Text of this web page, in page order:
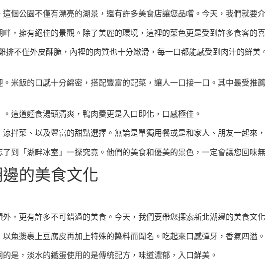
個公園不僅有漂亮的湖景，還有許多美食店讓您品嚐。今天，我們就要
，擁有絕佳的景觀。除了美麗的環境，這裡的菜色更是受到許多食客的喜
不僅外皮酥脆，內裡的肉質也十分嫩滑，每一口都能感受到肉汁的鮮美
米飯的口感十分綿密，搭配豐富的配菜，讓人一口接一口。其中最受推
這道麵食湯頭清爽，鴨肉羹更是入口即化，口感極佳。
拌菜、以及豐富的甜點選擇。無論是單獨用餐或是和家人、朋友一起來
到「湖畔冰室」一探究竟。他們的美食和優美的景色，一定會讓您回味無
的美食文化
，更有許多不可錯過的美食。今天，我們要帶您探索新北湖邊的美食文化
魚漿裹上豆腐皮再加上特殊的醬料而聞名。吃起來口感彈牙，香氣四溢。
是，淡水的鐵蛋使用的是傳統配方，味道濃郁，入口鮮美。